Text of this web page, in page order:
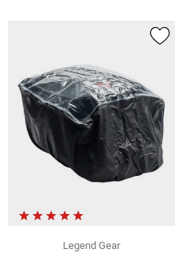
Legend Gear